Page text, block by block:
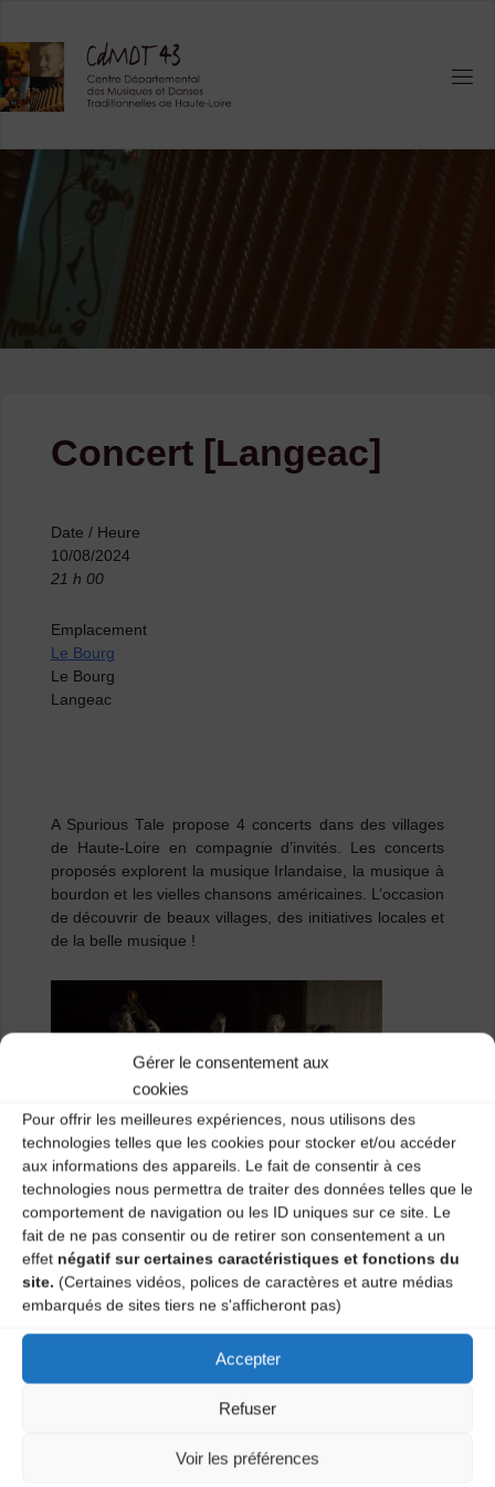
Gérer le consentement aux
cookies
Pour offrir les meilleures expériences, nous utilisons des
technologies telles que les cookies pour stocker et/ou accéder
aux informations des appareils. Le fait de consentir à ces
technologies nous permettra de traiter des données telles que le
comportement de navigation ou les ID uniques sur ce site. Le
fait de ne pas consentir ou de retirer son consentement a un
effet négatif sur certaines caractéristiques et fonctions du
site. (Certaines vidéos, polices de caractères et autre médias
embarqués de sites tiers ne s'afficheront pas)
Accepter
Refuser
Voir les préférences
content
Concert [Langeac]
Date / Heure
10/08/2024
21 h 00
Emplacement
Le Bourg
Le Bourg
Langeac
A Spurious Tale propose 4 concerts dans des villages
de Haute-Loire en compagnie d’invités. Les concerts
proposés explorent la musique Irlandaise, la musique à
bourdon et les vielles chansons américaines. L’occasion
de découvrir de beaux villages, des initiatives locales et
de la belle musique !
Catégories
Agenda
Concert [La Chaise-Dieu]